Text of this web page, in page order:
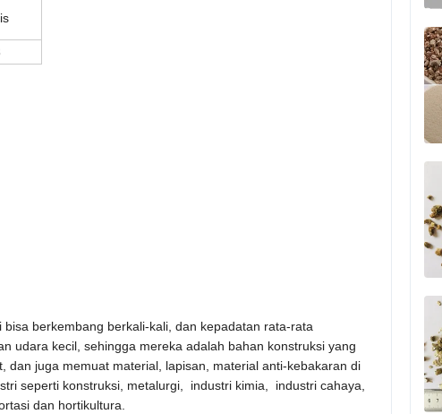
bisa berkembang berkali-kali, dan kepadatan rata-rata
udara kecil, sehingga mereka adalah bahan konstruksi yang
, dan juga memuat material, lapisan, material anti-kebakaran di
seperti konstruksi, metalurgi, industri kimia, industri cahaya,
dan hortikultura.